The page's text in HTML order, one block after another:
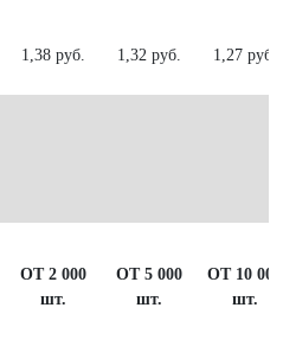
1,38 руб. 1,32 руб. 1,27 руб.
ОТ 2 000
шт.
ОТ 5 000
шт.
ОТ 10 000
шт.